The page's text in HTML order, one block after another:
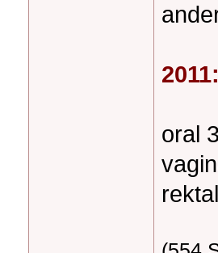
2011:
oral